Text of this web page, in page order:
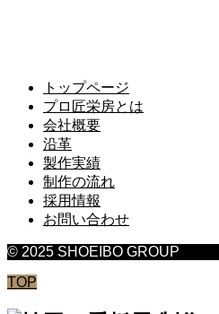
トップページ
プロ匠栄房とは
会社概要
沿革
製作実績
制作の流れ
採用情報
お問い合わせ
© 2025 SHOEIBO GROUP
TOP